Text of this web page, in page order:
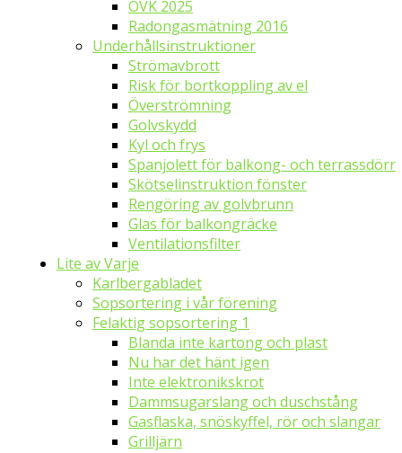
OVK 2025
Radongasmätning 2016
Underhållsinstruktioner
Strömavbrott
Risk för bortkoppling av el
Överströmning
Golvskydd
Kyl och frys
Spanjolett för balkong- och terrassdörr
Skötselinstruktion fönster
Rengöring av golvbrunn
Glas för balkongräcke
Ventilationsfilter
Lite av Varje
Karlbergabladet
Sopsortering i vår förening
Felaktig sopsortering 1
Blanda inte kartong och plast
Nu har det hänt igen
Inte elektronikskrot
Dammsugarslang och duschstång
Gasflaska, snöskyffel, rör och slangar
Grilljärn